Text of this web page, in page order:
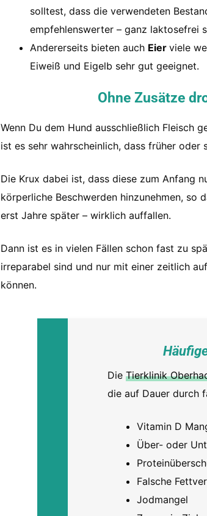
solltest, dass die verwendeten
empfehlenswerter – ganz laktosefrei
Andererseits bieten auch Eier viele
Eiweiß und Eigelb sehr gut geeignet.
Ohne Zusätze
Wenn Du dem Hund ausschließlich Fleisch
ist es sehr wahrscheinlich, dass früher oder
Die Krux dabei ist, dass diese zum Anfang
körperliche Beschwerden hinzunehmen, so
erst Jahre später – wirklich auffallen.
Dann ist es in vielen Fällen schon fast zu
irreparabel sind und nur mit einer zeitlich
können.
Die Tierklinik
die auf Dauer durch
Vitamin D
Über- oder
Falsche
Jodmangel